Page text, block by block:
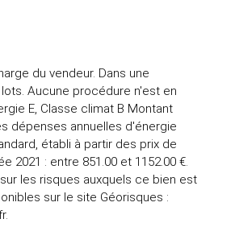
du vendeur. Dans une
Aucune procédure n'est en
E, Classe climat B Montant
dépenses annuelles d'énergie
établi à partir des prix de
2021 : entre 851.00 et 1152.00 €.
les risques auxquels ce bien est
sur le site Géorisques :